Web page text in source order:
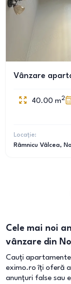
Vânzare
40.00 m2
Locație:
Râmnicu Vâlcea,
Cele mai noi
vânzare din
Cauți apartamente
eximo.ro îți oferă
anunțuri false sau